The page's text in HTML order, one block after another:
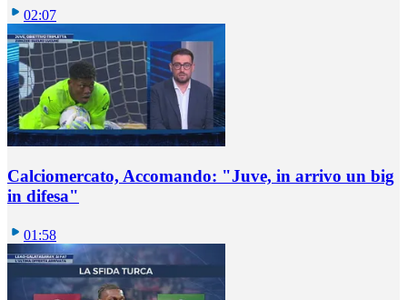
02:07
Calciomercato, Accomando: "Juve, in arrivo un big
in difesa"
01:58